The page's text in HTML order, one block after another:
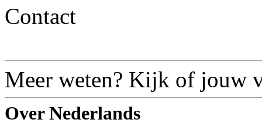
Contact
Meer weten? Kijk of jouw
Over Nederlands